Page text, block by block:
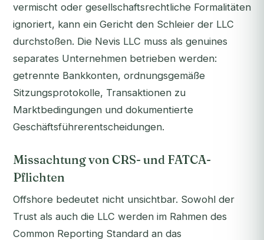
vermischt oder gesellschaftsrechtliche Formalitäten
ignoriert, kann ein Gericht den Schleier der LLC
durchstoßen. Die Nevis LLC muss als genuines
separates Unternehmen betrieben werden:
getrennte Bankkonten, ordnungsgemäße
Sitzungsprotokolle, Transaktionen zu
Marktbedingungen und dokumentierte
Geschäftsführerentscheidungen.
Missachtung von CRS- und FATCA-
Pflichten
Offshore bedeutet nicht unsichtbar. Sowohl der
Trust als auch die LLC werden im Rahmen des
Common Reporting Standard an das